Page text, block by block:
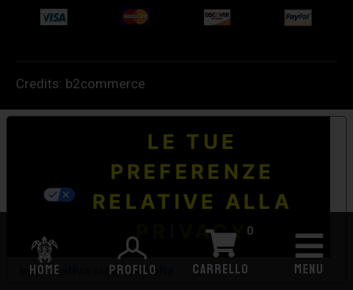
HOME PROFILO CARRELLO
0
MENU
Credits: b2commerce
Informativa sulla raccolta
LE TUE
PREFERENZE
RELATIVE ALLA
PRIVACY